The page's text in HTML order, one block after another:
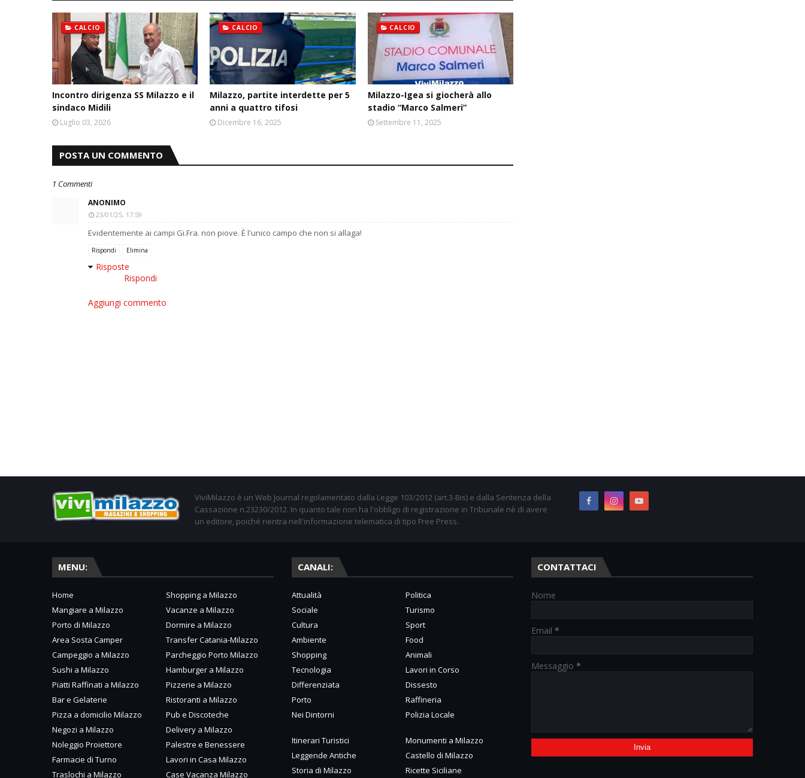
CALCIO
Incontro dirigenza SS Milazzo e il
sindaco Midili
Luglio 03, 2026
CALCIO
Milazzo, partite interdette per 5
anni a quattro tifosi
Dicembre 16, 2025
CALCIO
Milazzo-Igea si giocherà allo
stadio “Marco Salmeri”
Settembre 11, 2025
POSTA UN COMMENTO
1 Commenti
ANONIMO
23/01/25, 17:59
Evidentemente ai campi Gi.Fra. non piove. È l'unico campo che non si allaga!
Rispondi Elimina
Risposte
Rispondi
Aggiungi commento
ViviMilazzo è un Web Journal regolamentato dalla Legge 103/2012 (art.3-Bis) e dalla Sentenza della
Cassazione n.23230/2012. In quanto tale non ha l'obbligo di registrazione in Tribunale nè di avere
un editore, poiché rientra nell'informazione telematica di tipo Free Press.
MENU:
Home
Shopping a Milazzo
Mangiare a Milazzo
Vacanze a Milazzo
Porto di Milazzo
Dormire a Milazzo
Area Sosta Camper
Transfer Catania-Milazzo
Campeggio a Milazzo
Parcheggio Porto Milazzo
Sushi a Milazzo
Hamburger a Milazzo
Piatti Raffinati a Milazzo
Pizzerie a Milazzo
Bar e Gelaterie
Ristoranti a Milazzo
Pizza a domicilio Milazzo
Pub e Discoteche
Negozi a Milazzo
Delivery a Milazzo
Noleggio Proiettore
Palestre e Benessere
Farmacie di Turno
Lavori in Casa Milazzo
Traslochi a Milazzo
Case Vacanza Milazzo
CANALI:
Attualità
Politica
Sociale
Turismo
Cultura
Sport
Ambiente
Food
Shopping
Animali
Tecnologia
Lavori in Corso
Differenziata
Dissesto
Porto
Raffineria
Nei Dintorni
Polizia Locale
Itinerari Turistici
Monumenti a Milazzo
Leggende Antiche
Castello di Milazzo
Storia di Milazzo
Ricette Siciliane
CONTATTACI
Nome
Email *
Messaggio *